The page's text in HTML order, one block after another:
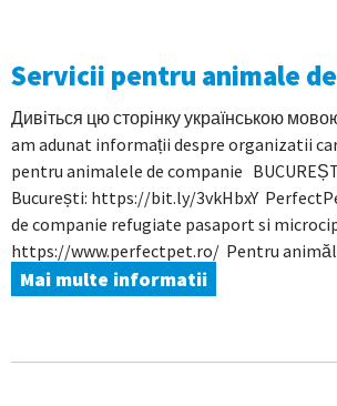
Servicii pentru animale
Дивіться цю сторінку українською
am adunat informații despre organizatii
pentru animalele de companie
București: https://bit.ly/3vkHbxY
de companie refugiate pasaport si
https://www.perfectpet.ro/ Pentru
Mai multe informatii